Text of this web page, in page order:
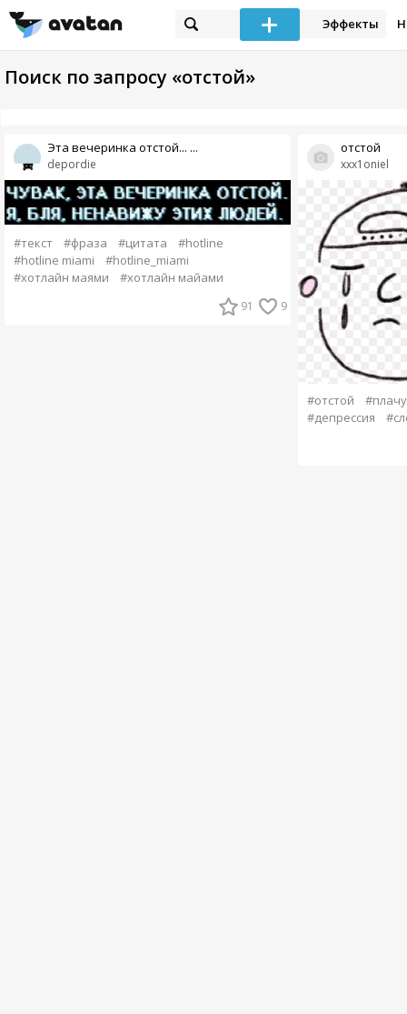
Эффекты
Поиск по запросу «отстой»
depordie
Эта вечеринка отстой... ...
#текст #фраза #цитата
#hotline
#hotline miami
#hotline_miami
#хотлайн маями
#хотлайн майами
91 9
xxx1oniel
отстой
#отстой
#плачу
#депрессия